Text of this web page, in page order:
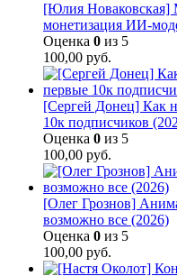
[Юлия Новаковская]
монетизация ИИ-
Оценка 0 из 5
100,00 руб.
[Сергей Донец] Как
10к подписчиков
Оценка 0 из 5
100,00 руб.
[Олег Грознов]
возможно все (2026)
Оценка 0 из 5
100,00 руб.